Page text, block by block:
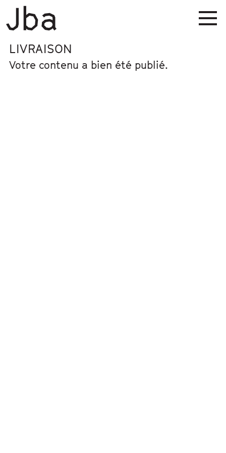
LIVRAISON
Votre contenu a bien été publié.